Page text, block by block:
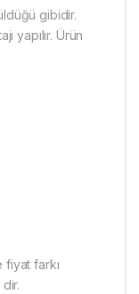
gibidir.
yapılır. Ürün
farkı
dir.